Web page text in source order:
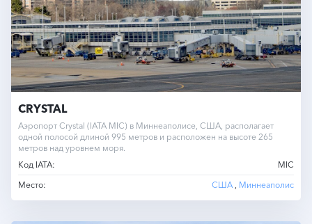
CRYSTAL
Аэропорт Crystal (IATA MIC) в Миннеаполисе, США, располагает
одной полосой длиной 995 метров и расположен на высоте 265
метров над уровнем моря.
Код IATA:
MIC
Место:
США Миннеаполис